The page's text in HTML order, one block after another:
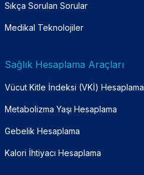
Sıkça Sorulan Sorular
Medikal Teknolojiler
Sağlık Hesaplama Araçları
Vücut Kitle İndeksi (VKİ) Hesaplama
Metabolizma Yaşı Hesaplama
Gebelik Hesaplama
Kalori İhtiyacı Hesaplama